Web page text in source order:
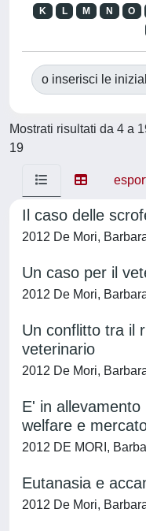
K
L M N O
o inserisci le
Mostrati risultati da 4 a
19
Il caso delle
2012 De Mori,
Un caso per il
2012 De Mori,
Un conflitto tra il
veterinario
2012 De Mori,
E' in
welfare e
2012 DE MORI,
Eutanasia e
2012 De Mori,